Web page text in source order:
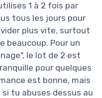
1 à 2 fois par
tous les jours pour
plus vite, surtout
beaucoup. Pour un
le lot de 2 est
pour quelques
est bonne, mais
tu abuses dessus au